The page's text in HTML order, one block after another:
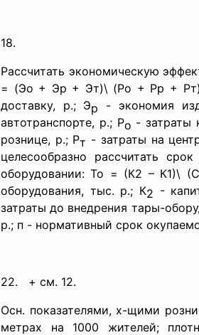
18.
Рассчитать экономическую
= (Эо + Эр + Эт)\ (Ро + Рр +
доставку, р.; Эр - экономия
автотранспорте, р.; Ро - затраты
рознице, р.; Рт - затраты на
целесообразно рассчитать
оборудовании: То = (К2 – К1)\
оборудования, тыс. р.; К2 -
затраты до внедрения тары-
р.; п - нормативный срок
22. + см. 12.
Осн. показателями, х-щими
метрах на 1000 жителей;